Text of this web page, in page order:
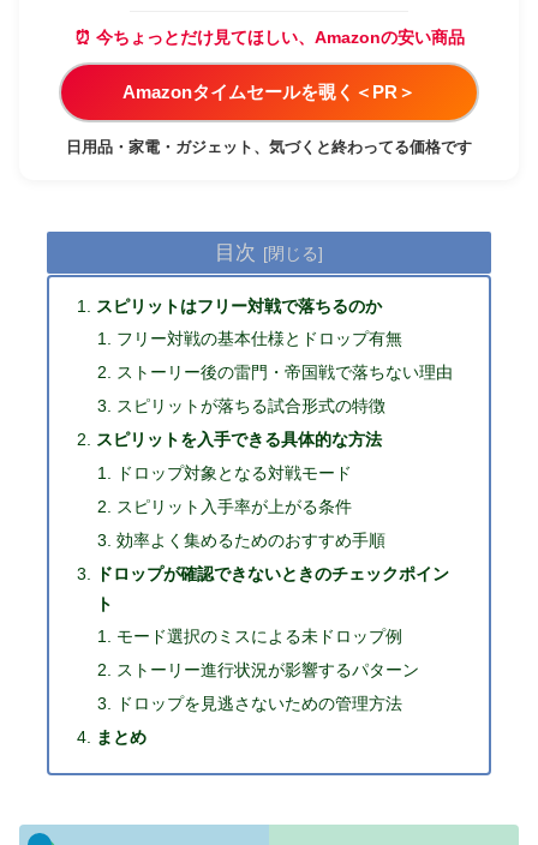
⏰ 今ちょっとだけ見てほしい、Amazonの安い商品
Amazonタイムセールを覗く＜PR＞
日用品・家電・ガジェット、気づくと終わってる価格です
目次
スピリットはフリー対戦で落ちるのか
フリー対戦の基本仕様とドロップ有無
ストーリー後の雷門・帝国戦で落ちない理由
スピリットが落ちる試合形式の特徴
スピリットを入手できる具体的な方法
ドロップ対象となる対戦モード
スピリット入手率が上がる条件
効率よく集めるためのおすすめ手順
ドロップが確認できないときのチェックポイン
ト
モード選択のミスによる未ドロップ例
ストーリー進行状況が影響するパターン
ドロップを見逃さないための管理方法
まとめ